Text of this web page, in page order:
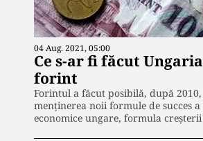
04 Aug. 2021, 05:00
Ce s-ar fi făcut
forint
Forintul a făcut posibilă, după
menţinerea noii formule de succes
economice ungare, formula